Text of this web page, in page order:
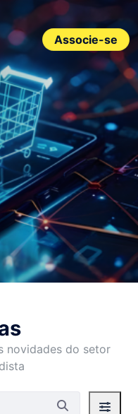
Associe-se
novidades do setor